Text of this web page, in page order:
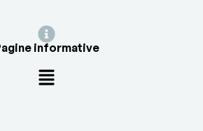
informative